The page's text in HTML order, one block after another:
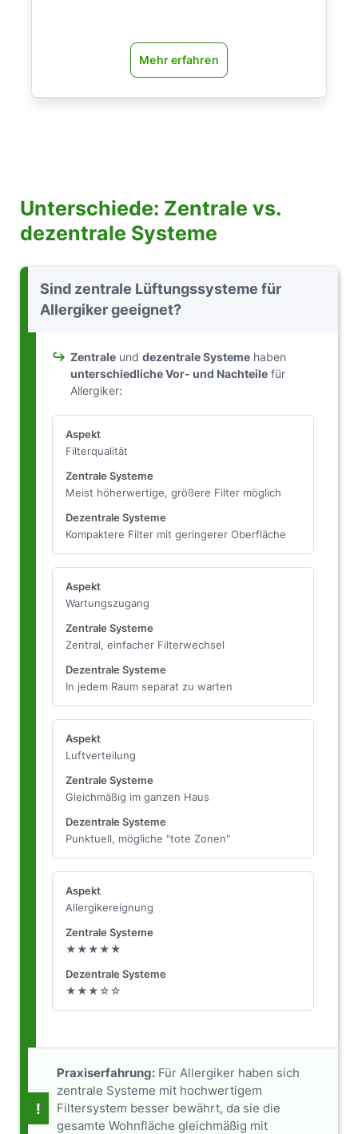
Mehr erfahren
Unterschiede: Zentrale vs.
dezentrale Systeme
Sind zentrale Lüftungssysteme für
Allergiker geeignet?
↪ Zentrale und dezentrale Systeme haben
unterschiedliche Vor- und Nachteile für
Allergiker:
Filterqualität
Meist höherwertige, größere Filter möglich
Kompaktere Filter mit geringerer Oberfläche
Wartungszugang
Zentral, einfacher Filterwechsel
In jedem Raum separat zu warten
Luftverteilung
Gleichmäßig im ganzen Haus
Punktuell, mögliche "tote Zonen"
Allergikereignung
★★★★★
★★★☆☆
!
Praxiserfahrung: Für Allergiker haben sich
zentrale Systeme mit hochwertigem
Filtersystem besser bewährt, da sie die
gesamte Wohnfläche gleichmäßig mit